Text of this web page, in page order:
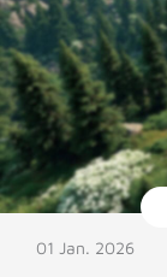
01 Jan. 2026